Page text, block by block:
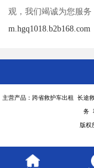
观，我们竭诚为您服务
m.hgq1018.b2b168.com
主营产品：跨省救护车出租 长途
务
版权